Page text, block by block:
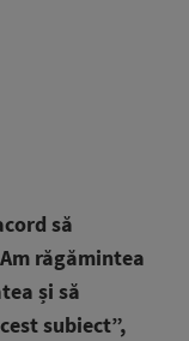
să
răgămintea
și să
subiect”,